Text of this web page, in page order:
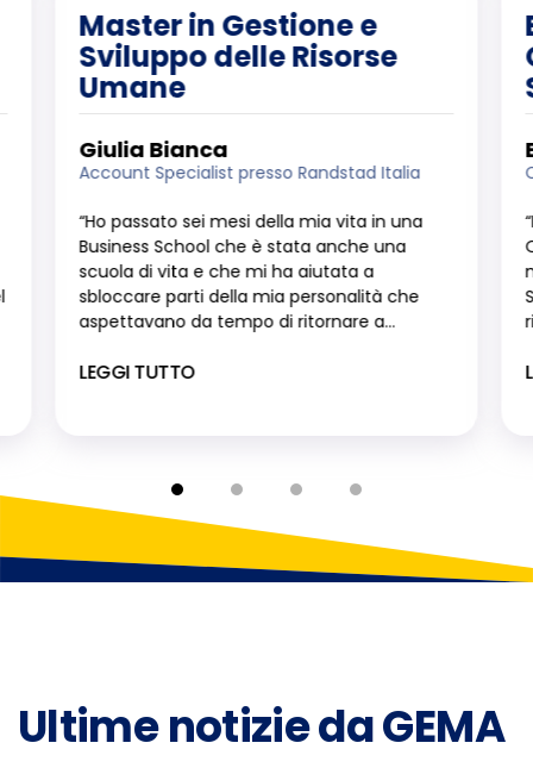
Master in Gestione e
Sviluppo delle Risorse
Umane
Giulia Bianca
Account Specialist presso Randstad Italia
“Ho passato sei mesi della mia vita in una
Business School che è stata anche una
scuola di vita e che mi ha aiutata a
sbloccare parti della mia personalità che
aspettavano da tempo di ritornare a...
LEGGI TUTTO
Ultime notizie da GEMA